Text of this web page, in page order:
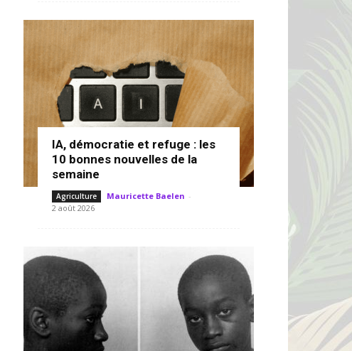
IA, démocratie et refuge : les
10 bonnes nouvelles de la
semaine
Agriculture Mauricette Baelen -
2 août 2026